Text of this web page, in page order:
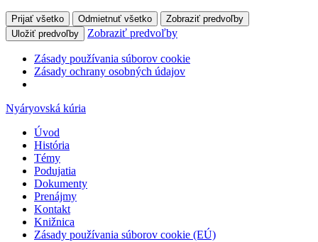
Prijať všetko Odmietnuť všetko
Zobraziť predvoľby
Uložiť predvoľby
Zobraziť predvoľby
Zásady používania súborov cookie
Zásady ochrany osobných údajov
Nyáryovská kúria
Úvod
História
Témy
Podujatia
Dokumenty
Prenájmy
Kontakt
Knižnica
Zásady používania súborov cookie (EÚ)